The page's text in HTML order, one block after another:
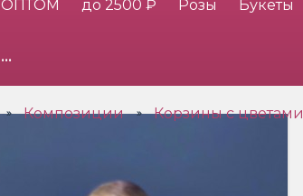
ОПТОМ до 2500 ₽ Розы Букеты
•••
» Композиции » Корзины с цветами